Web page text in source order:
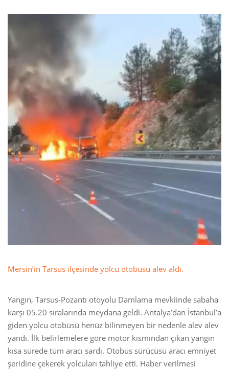
Mersin’in Tarsus ilçesinde yolcu otobüsü alev aldı.
Yangın, Tarsus-Pozantı otoyolu Damlama mevkiinde sabaha
karşı 05.20 sıralarında meydana geldi. Antalya’dan İstanbul’a
giden yolcu otobüsü henüz bilinmeyen bir nedenle alev alev
yandı. İlk belirlemelere göre motor kısmından çıkan yangın
kısa sürede tüm aracı sardı. Otobüs sürücüsü aracı emniyet
şeridine çekerek yolcuları tahliye etti. Haber verilmesi